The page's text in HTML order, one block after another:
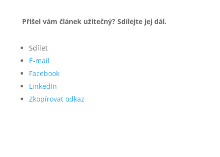
Přišel vám článek užitečný? Sdílejte jej dál.
Sdílet
E-mail
Facebook
LinkedIn
Zkopírovat odkaz